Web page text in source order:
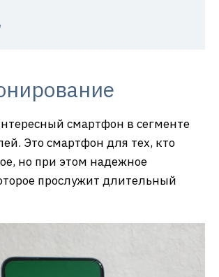
смартфон в сегменте
Это смартфон для тех, кто
но при этом надежное
прослужит длительный